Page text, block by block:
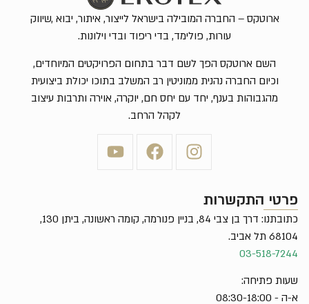
פרטי התקשרות
כתובתנו: דרך בן צבי 84, בניין פנורמה, קומה ראשונה, ביתן 130,
68104 תל אביב.
03-518-7244
שעות פתיחה:
א-ה - 08:30-18:00
ארוטקס – החברה המובילה בישראל לייצור, איתור, יבוא ,שיווק
עורות, פולימד, בדי ריפוד ובדי וילונות.
השם ארוטקס הפך לשם דבר בתחום הפרויקטים המיוחדים,
וכיום החברה נהנית ממוניטין רב המשלב בתוכו יכולת ביצועית
מהגבוהות בענף, יחד עם יחס חם, יוקרה, אוירה ותרבות עיצוב
לקהל הרחב.